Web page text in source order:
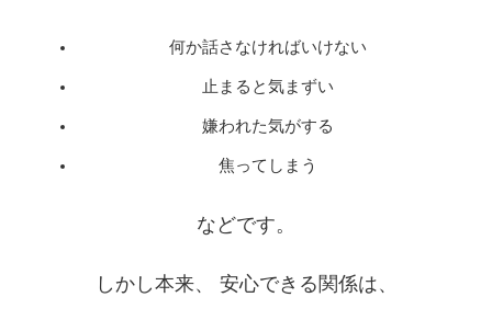
何か話さなければいけない
止まると気まずい
嫌われた気がする
焦ってしまう
などです。
しかし本来、 安心できる関係は、